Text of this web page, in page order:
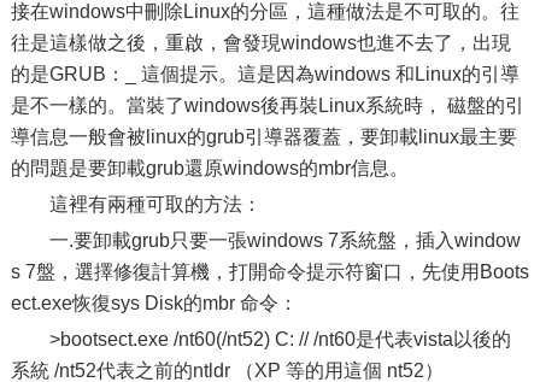
接在windows中刪除Linux的分區，這種做法是不可取的。往
往是這樣做之後，重啟，會發現windows也進不去了，出現
的是GRUB：_ 這個提示。這是因為windows 和Linux的引導
是不一樣的。當裝了windows後再裝Linux系統時， 磁盤的引
導信息一般會被linux的grub引導器覆蓋，要卸載linux最主要
的問題是要卸載grub還原windows的mbr信息。
這裡有兩種可取的方法：
一.要卸載grub只要一張windows 7系統盤，插入window
s 7盤，選擇修復計算機，打開命令提示符窗口，先使用Boots
ect.exe恢復sys Disk的mbr 命令：
>bootsect.exe /nt60(/nt52) C: // /nt60是代表vista以後的
系統 /nt52代表之前的ntldr （XP 等的用這個 nt52）